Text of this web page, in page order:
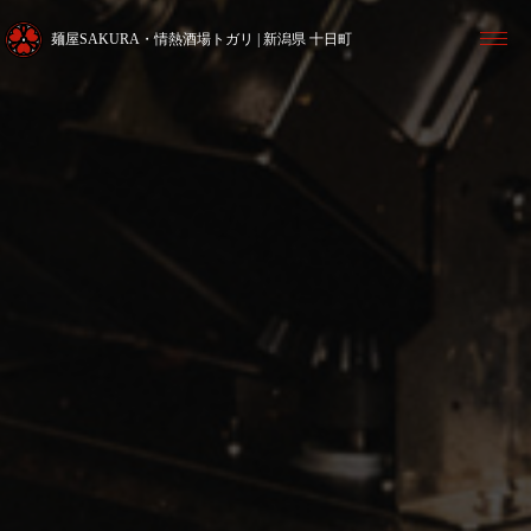
麺屋SAKURA・情熱酒場トガリ | 新潟県 十日町